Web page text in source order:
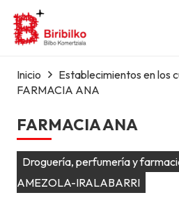
Inicio
Establecimientos en los
FARMACIA ANA
FARMACIA ANA
Droguería, perfumería y
AMEZOLA-IRALABARRI